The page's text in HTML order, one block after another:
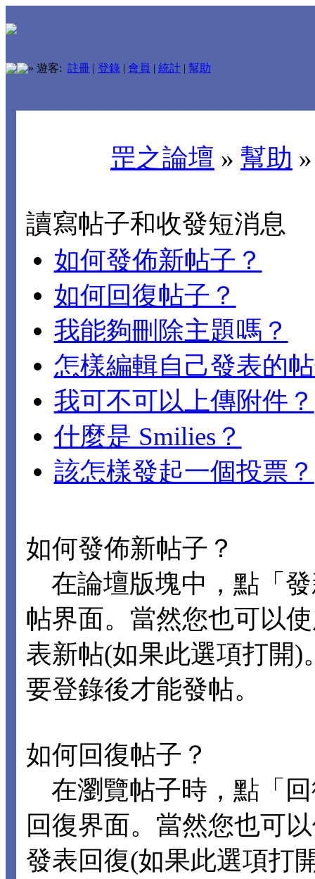
» 遊客: 註冊 | 登錄 | 會員 | 統計 | 幫助
罡之論壇 » 幫助
讀寫帖子和收發短消息
如何發佈新帖子？
如何回復帖子？
我能夠刪除主題嗎？
怎樣編輯自己發表的
我可不可以上傳附件？
什麼是 Smilies？
該怎樣發起一個投票？
如何發佈新帖子？
在論壇版塊中，點「
帖界面。當然您也可以
表新帖(如果此選項打開
要登錄後才能發帖。
如何回復帖子？
在瀏覽帖子時，點「
回復界面。當然您也可
發表回復(如果此選項打